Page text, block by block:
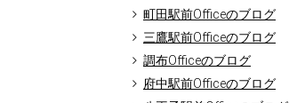
町田駅前Officeのブログ
三鷹駅前Officeのブログ
調布Officeのブログ
府中駅前Officeのブログ